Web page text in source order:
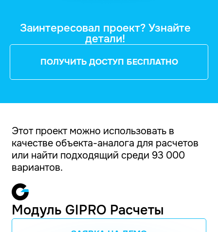
Заинтересовал проект? Узнайте
детали!
ПОЛУЧИТЬ ДОСТУП БЕСПЛАТНО
Этот проект можно использовать в
качестве объекта-аналога для расчетов
или найти подходящий среди 93 000
вариантов.
Модуль GIPRO Расчеты